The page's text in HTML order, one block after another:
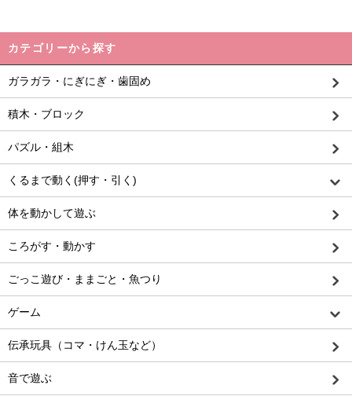
カテゴリーから探す
ガラガラ・にぎにぎ・歯固め
積木・ブロック
パズル・組木
くるまで動く(押す・引く)
体を動かして遊ぶ
ころがす・動かす
ごっこ遊び・ままごと・魚つり
ゲーム
伝承玩具（コマ・けん玉など）
音で遊ぶ